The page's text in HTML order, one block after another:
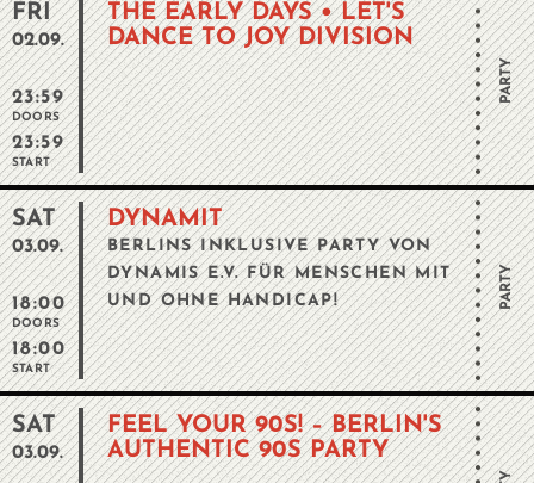
FRI
02.09.
23:59
DOORS
23:59
START
THE EARLY DAYS • LET'S
DANCE TO JOY DIVISION
PARTY
SAT
03.09.
18:00
DOORS
18:00
START
DYNAMIT
BERLINS INKLUSIVE PARTY VON
DYNAMIS E.V. FÜR MENSCHEN MIT
UND OHNE HANDICAP!
PARTY
SAT
03.09.
FEEL YOUR 90S! – BERLIN'S
AUTHENTIC 90S PARTY